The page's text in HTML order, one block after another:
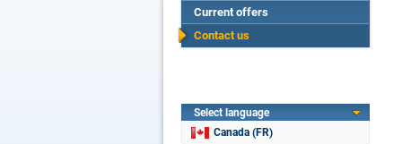
Current offers
Contact us
Select language
Canada (FR)